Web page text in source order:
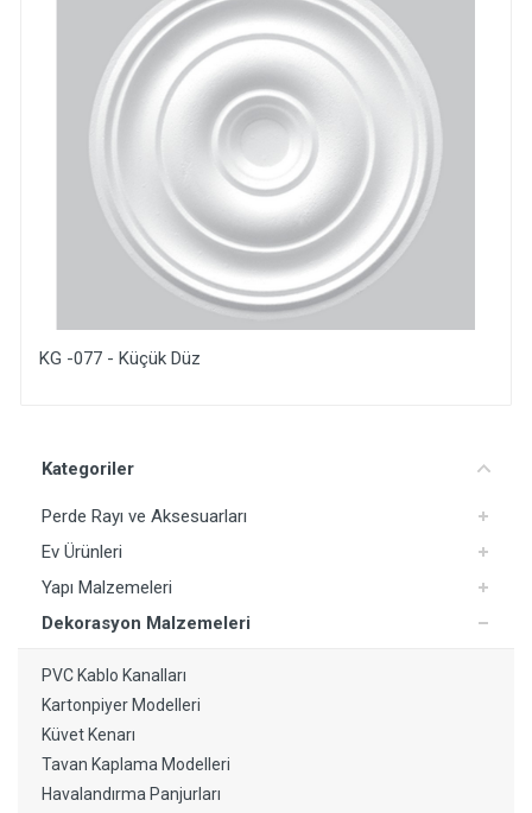
Kategoriler
Perde Rayı ve Aksesuarları
Ev Ürünleri
Yapı Malzemeleri
Dekorasyon Malzemeleri
PVC Kablo Kanalları
Kartonpiyer Modelleri
Küvet Kenarı
Tavan Kaplama Modelleri
Havalandırma Panjurları
KG -077 - Küçük Düz